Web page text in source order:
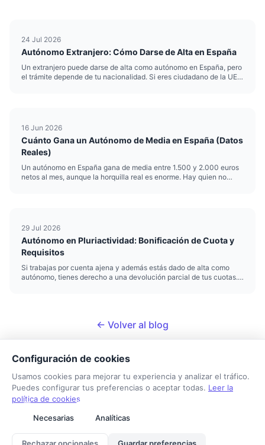
24 Jul 2026
Autónomo Extranjero: Cómo Darse de Alta en España
Un extranjero puede darse de alta como autónomo en España, pero
el trámite depende de tu nacionalidad. Si eres ciudadano de la UE,
16 Jun 2026
Cuánto Gana un Autónomo de Media en España (Datos
Reales)
Un autónomo en España gana de media entre 1.500 y 2.000 euros
netos al mes, aunque la horquilla real es enorme. Hay quien no
29 Jul 2026
Autónomo en Pluriactividad: Bonificación de Cuota y
Requisitos
Si trabajas por cuenta ajena y además estás dado de alta como
autónomo, tienes derecho a una devolución parcial de tus cuotas.
← Volver al blog
Tarifa Autónomo
Contacto
Configuración de cookies
Usamos cookies para mejorar tu experiencia y analizar el tráfico.
Puedes configurar tus preferencias o aceptar todas. Leer la
política de cookies
Necesarias
Analíticas